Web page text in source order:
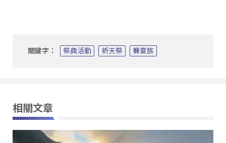
關鍵字： 祭典活動 祈天祭 賽夏族
相關文章